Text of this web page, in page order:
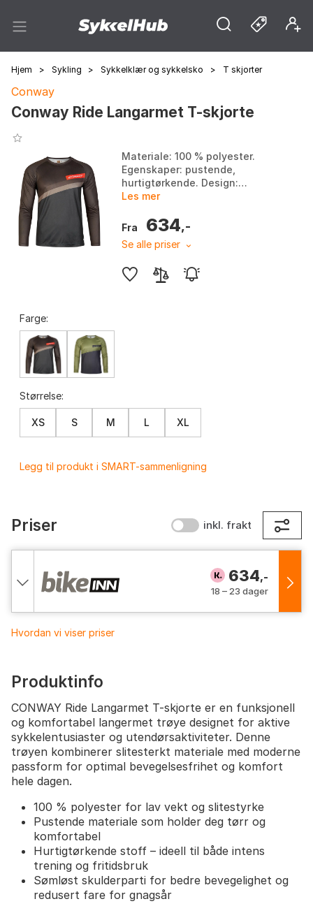
Hjem > Sykling > Sykkelklær og sykkelsko > T skjorter
Conway
Conway Ride Langarmet T-skjorte
Materiale: 100 % polyester.
Egenskaper: pustende,
hurtigtørkende. Design:
langermet, sømløst
Farge: Black / grey, Moss /
black. Størr...
Les mer
Fra 634,-
Se alle priser
Farge:
Størrelse:
XS S M L XL
Legg til produkt i SMART-sammenligning
Priser inkl. frakt
634,-
18 – 23 dager
Hvordan vi viser priser
Produktinfo
CONWAY Ride Langarmet T-skjorte er en funksjonell
og komfortabel langermet trøye designet for aktive
sykkelentusiaster og utendørsaktiviteter. Denne
trøyen kombinerer slitesterkt materiale med moderne
passform for optimal bevegelsesfrihet og komfort
hele dagen.
100 % polyester for lav vekt og slitestyrke
Pustende materiale som holder deg tørr og
komfortabel
Hurtigtørkende stoff – ideell til både intens
trening og fritidsbruk
Sømløst skulderparti for bedre bevegelighet og
redusert fare for gnagsår